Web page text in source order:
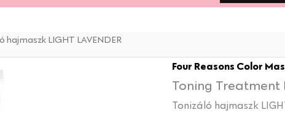
hajmaszk LIGHT LAVENDER
Four Reasons Color
Toning
Tonizáló hajmaszk
Tonizáló
LIGHT
LAVENDER
mennyiség